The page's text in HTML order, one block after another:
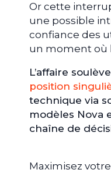
Or cette
une possible
confiance des
un moment où
L’affaire
position
technique via
modèles Nova
chaîne de
Maximisez